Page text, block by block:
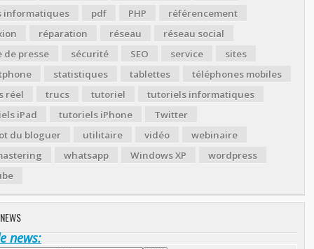
informatiques
pdf PHP
référencement
réparation réseau
réseau social
de presse
sécurité SEO service
sites
statistiques tablettes
téléphones mobiles
réel
trucs tutoriel
tutoriels informatiques
iPad
tutoriels iPhone
Twitter
du bloguer
utilitaire vidéo
webinaire
whatsapp Windows XP
wordpress
news: